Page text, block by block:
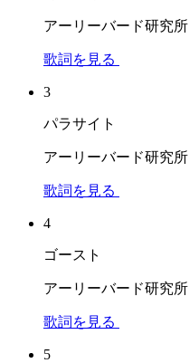
アーリーバード研究所
歌詞を見る
3
パラサイト
アーリーバード研究所
歌詞を見る
4
ゴースト
アーリーバード研究所
歌詞を見る
5